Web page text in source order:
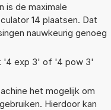
is de maximale
14 plaatsen. Dat
nauwkeurig genoeg
'4 exp 3' of '4 pow 3'
het mogelijk om
Hierdoor kan